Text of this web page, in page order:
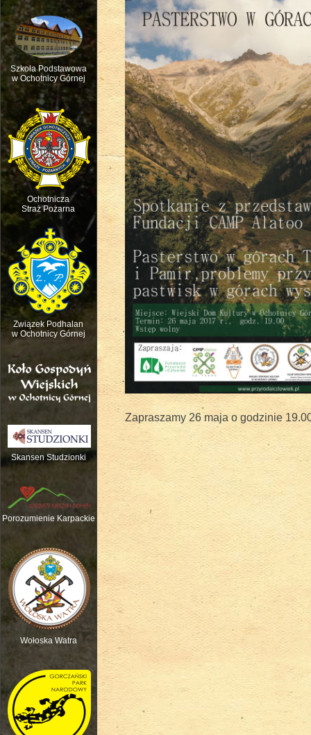
Szkoła Podstawowa
w Ochotnicy Górnej
Ochotnicza
Straż Pożarna
Związek Podhalan
w Ochotnicy Górnej
Skansen Studzionki
Porozumienie Karpackie
Wołoska Watra
Msza św. w intencji ruchu
Święto dziecięcej Radości - Dzień
Nauka gry na tradycyjnych
Polana Kurnytowa - Forendówki 2018
Zapraszamy 26 maja o godzinie